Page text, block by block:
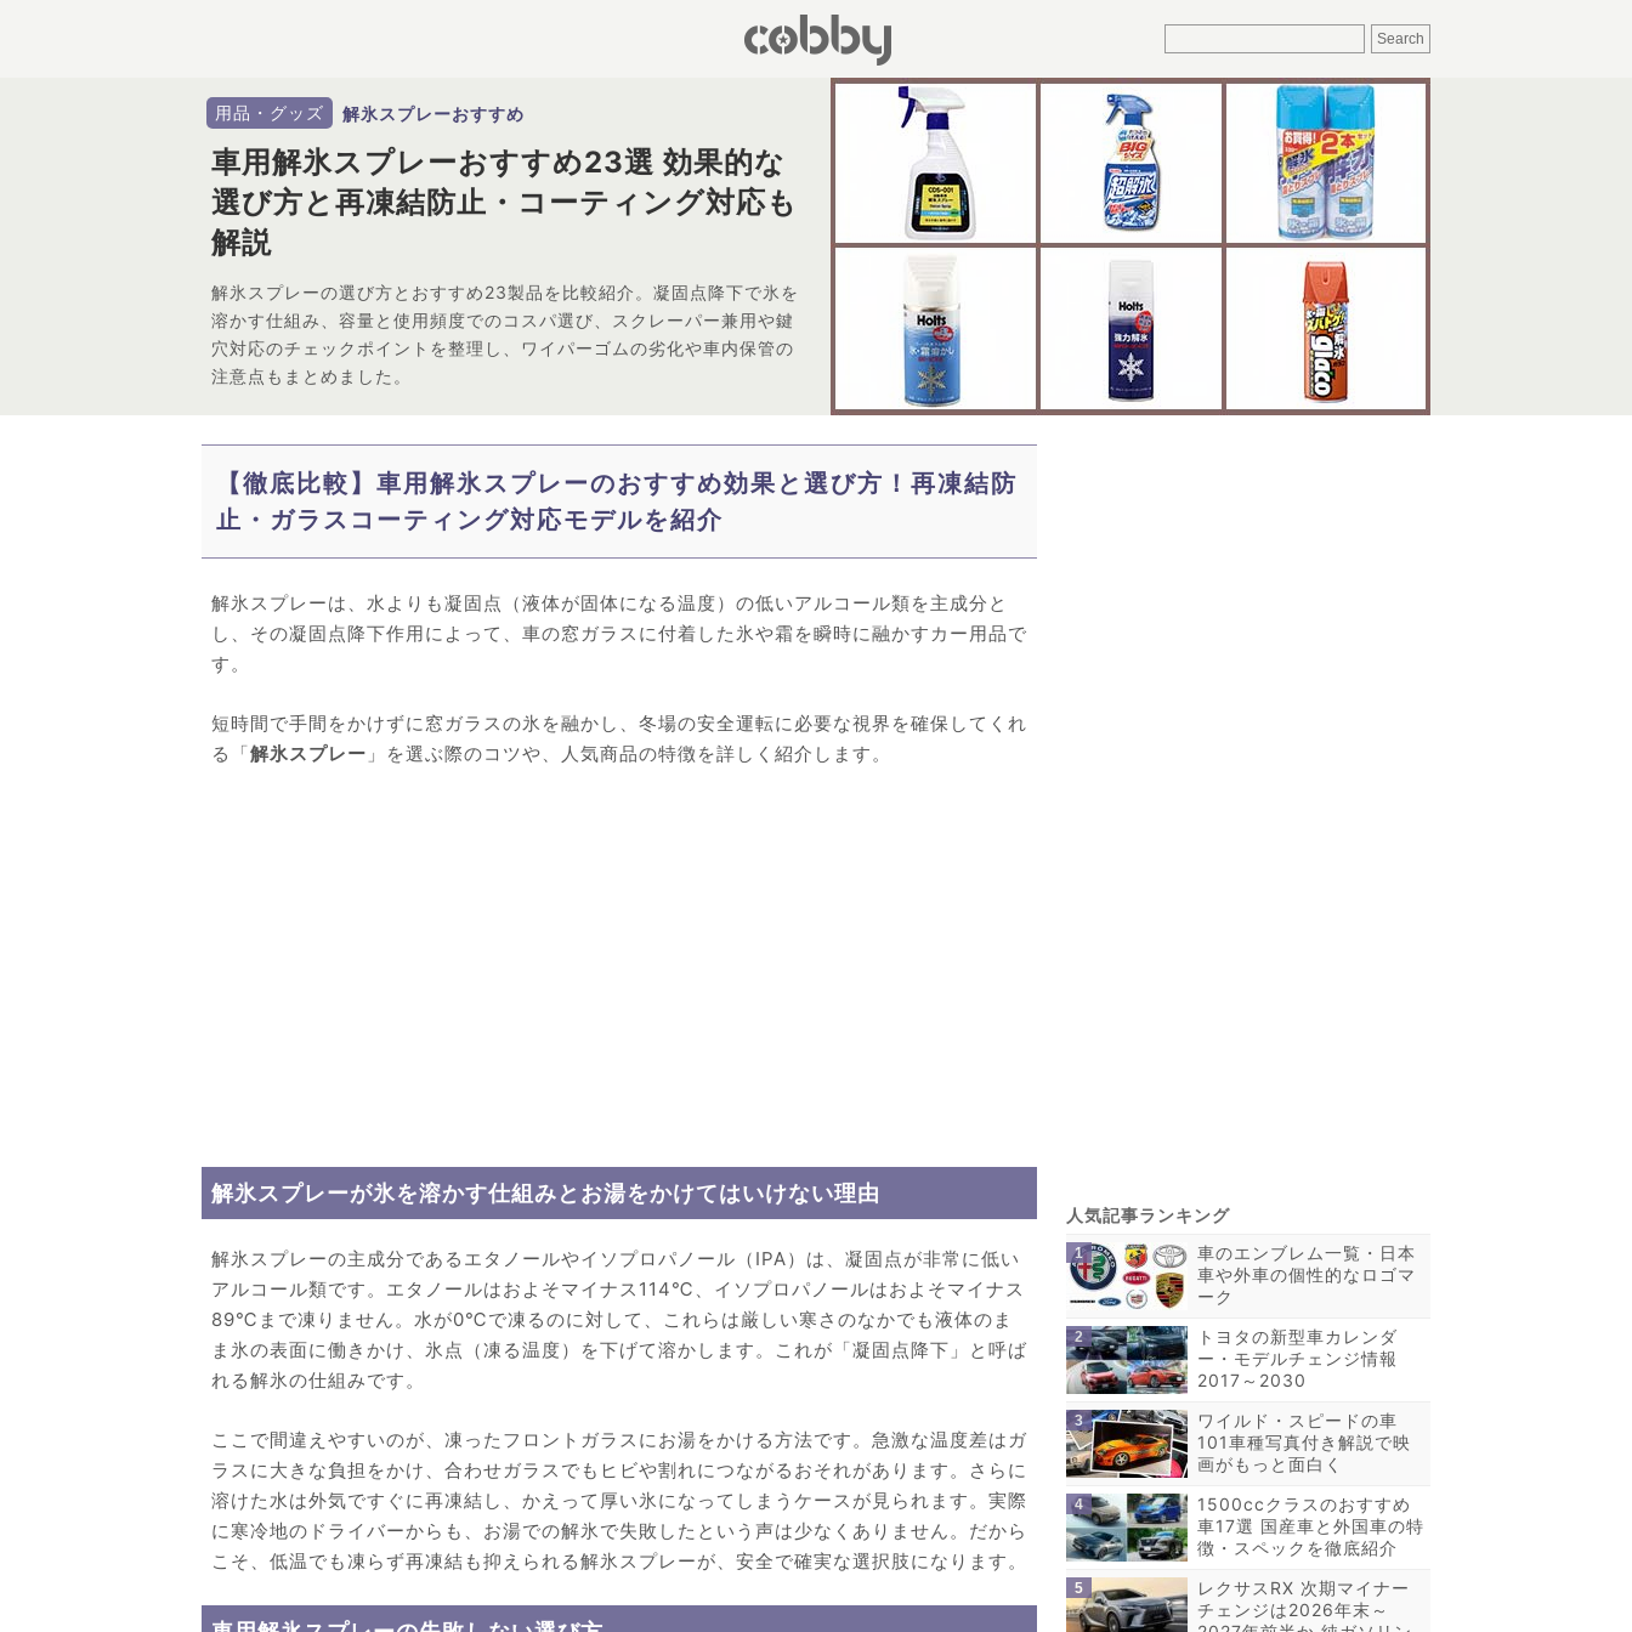
用品・グッズ 解氷スプレーおすすめ
車用解氷スプレーおすすめ23選 効果的な
選び方と再凍結防止・コーティング対応も
解説
解氷スプレーの選び方とおすすめ23製品を比較紹介。凝固点降下で氷を
溶かす仕組み、容量と使用頻度でのコスパ選び、スクレーパー兼用や鍵
穴対応のチェックポイントを整理し、ワイパーゴムの劣化や車内保管の
注意点もまとめました。
【徹底比較】車用解氷スプレーのおすすめ効果と選び方！再凍結防
止・ガラスコーティング対応モデルを紹介
解氷スプレーは、水よりも凝固点（液体が固体になる温度）の低いアルコール類を主成分と
し、その凝固点降下作用によって、車の窓ガラスに付着した氷や霜を瞬時に融かすカー用品で
す。
短時間で手間をかけずに窓ガラスの氷を融かし、冬場の安全運転に必要な視界を確保してくれ
る「解氷スプレー 」を選ぶ際のコツや、人気商品の特徴を詳しく紹介します。
解氷スプレーが氷を溶かす仕組みとお湯をかけてはいけない理由
解氷スプレーの主成分であるエタノールやイソプロパノール（IPA）は、凝固点が非常に低い
アルコール類です。エタノールはおよそマイナス114℃、イソプロパノールはおよそマイナス
89℃まで凍りません。水が0℃で凍るのに対して、これらは厳しい寒さのなかでも液体のま
ま氷の表面に働きかけ、氷点（凍る温度）を下げて溶かします。これが「凝固点降下」と呼ば
れる解氷の仕組みです。
ここで間違えやすいのが、凍ったフロントガラスにお湯をかける方法です。急激な温度差はガ
ラスに大きな負担をかけ、合わせガラスでもヒビや割れにつながるおそれがあります。さらに
溶けた水は外気ですぐに再凍結し、かえって厚い氷になってしまうケースが見られます。実際
に寒冷地のドライバーからも、お湯での解氷で失敗したという声は少なくありません。だから
こそ、低温でも凍らず再凍結も抑えられる解氷スプレーが、安全で確実な選択肢になります。
車のエンブレム一覧・日本
車や外車の個性的なロゴマ
ーク
トヨタの新型車カレンダ
ー・モデルチェンジ情報
2017～2030
ワイルド・スピードの車
101車種写真付き解説で映
画がもっと面白く
1500ccクラスのおすすめ
車17選 国産車と外国車の特
徴・スペックを徹底紹介
レクサスRX 次期マイナー
チェンジは2026年末～